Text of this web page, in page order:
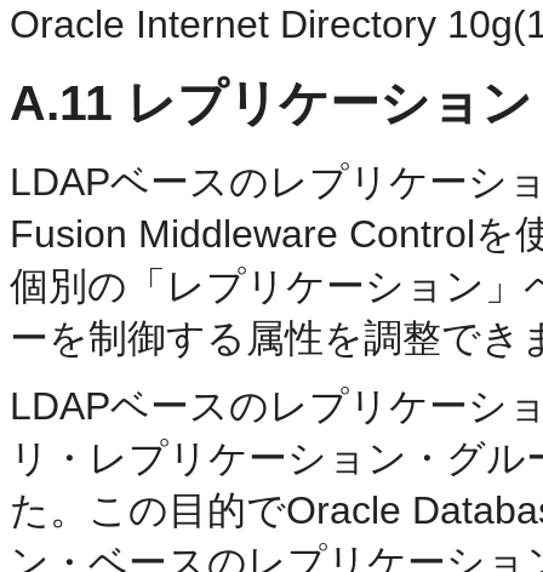
Oracle Internet Directory
A.11 レプリケーション
LDAPベースのレプリケーシ
Fusion Middleware Controlを
個別の「レプリケーション
ーを制御する属性を調整でき
LDAPベースのレプリケーシ
リ・レプリケーション・グ
た。この目的でOracle
ン・ベースのレプリケーシ